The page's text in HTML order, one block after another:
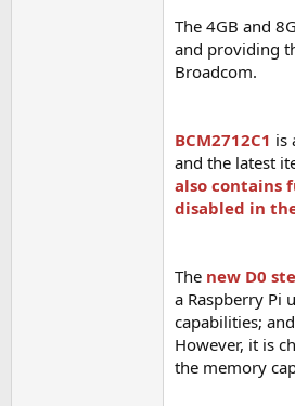
The 4GB and
and providing
Broadcom.
BCM2712C1 is
and the latest
also contains
disabled in
The new D0
a Raspberry Pi
capabilities;
However, it is
the memory